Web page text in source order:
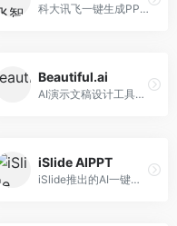
科大讯飞一键生成PPT和Word工具，整合语音技术。面向职场人士，支持语音输入、文档生成、格式调整等功能，办公效率显著提升。
Beautiful.ai
AI演示文稿设计工具，专注于自动化设计排版。面向职场人士，提供智能排版、模板选择、设计优化等服务，设计美观度高。
iSlide AIPPT
iSlide推出的AI一键设计精美PPT工具。面向PPT设计用户，提供模板库、内容生成、设计优化等服务，与iSlide插件深度整合。